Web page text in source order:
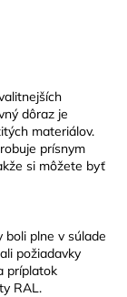
dôraz je
materiálov.
prísnym
si môžete byť
boli plne v súlade
požiadavky
príplatok
RAL.